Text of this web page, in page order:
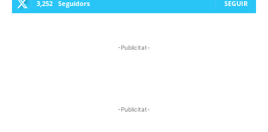
3,252 Seguidors SEGUIR
-Publicitat-
-Publicitat-